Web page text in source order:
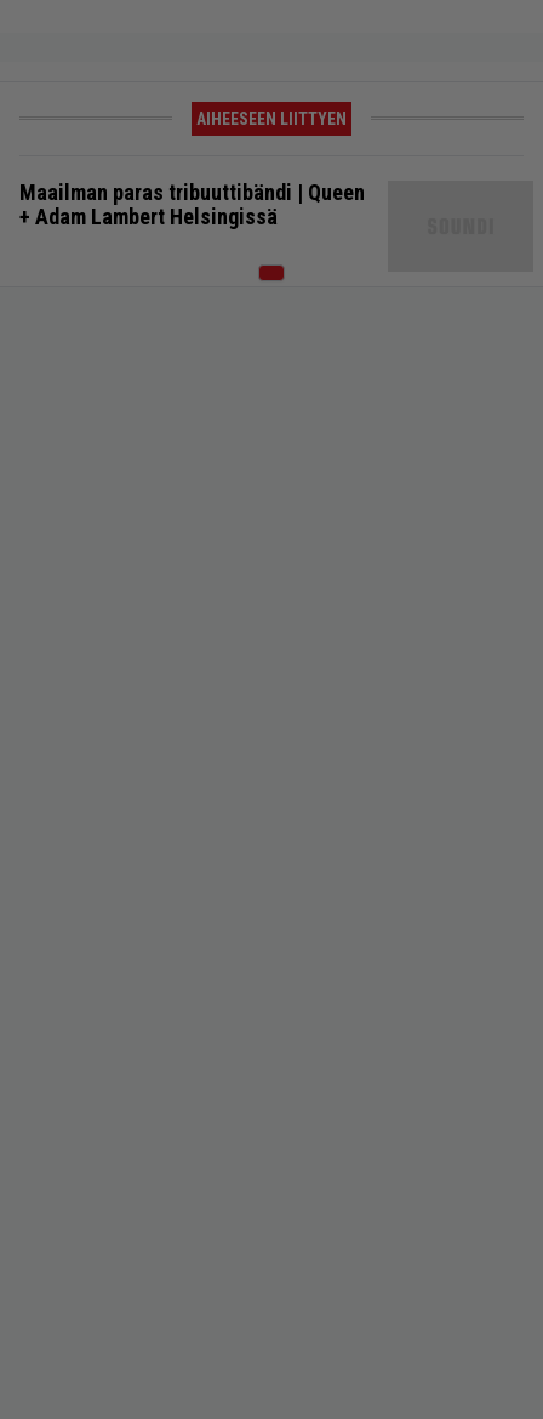
AIHEESEEN LIITTYEN
Maailman paras tribuuttibändi | Queen
+ Adam Lambert Helsingissä